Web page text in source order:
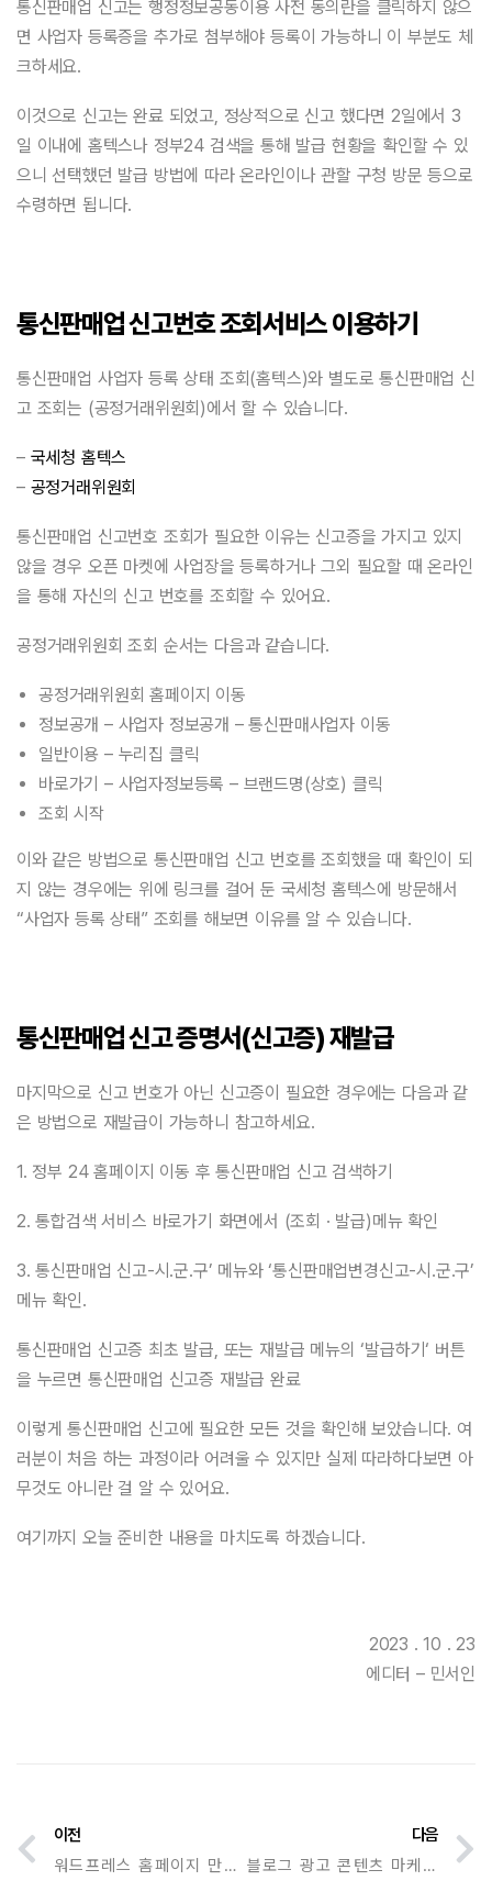
통신판매업 신고는 행정정보공동이용 사전 동의란을 클릭하지 않으
면 사업자 등록증을 추가로 첨부해야 등록이 가능하니 이 부분도 체
크하세요.
이것으로 신고는 완료 되었고, 정상적으로 신고 했다면 2일에서 3
일 이내에 홈텍스나 정부24 검색을 통해 발급 현황을 확인할 수 있
으니 선택했던 발급 방법에 따라 온라인이나 관할 구청 방문 등으로
수령하면 됩니다.
통신판매업 신고번호 조회서비스 이용하기
통신판매업 사업자 등록 상태 조회(홈텍스)와 별도로 통신판매업 신
고 조회는 (공정거래위원회)에서 할 수 있습니다.
– 국세청 홈텍스
– 공정거래위원회
통신판매업 신고번호 조회가 필요한 이유는 신고증을 가지고 있지
않을 경우 오픈 마켓에 사업장을 등록하거나 그외 필요할 때 온라인
을 통해 자신의 신고 번호를 조회할 수 있어요.
공정거래위원회 조회 순서는 다음과 같습니다.
공정거래위원회 홈페이지 이동
정보공개 – 사업자 정보공개 – 통신판매사업자 이동
일반이용 – 누리집 클릭
바로가기 – 사업자정보등록 – 브랜드명(상호) 클릭
조회 시작
이와 같은 방법으로 통신판매업 신고 번호를 조회했을 때 확인이 되
지 않는 경우에는 위에 링크를 걸어 둔 국세청 홈텍스에 방문해서
“사업자 등록 상태” 조회를 해보면 이유를 알 수 있습니다.
통신판매업 신고 증명서(신고증) 재발급
마지막으로 신고 번호가 아닌 신고증이 필요한 경우에는 다음과 같
은 방법으로 재발급이 가능하니 참고하세요.
1. 정부 24 홈페이지 이동 후 통신판매업 신고 검색하기
2. 통합검색 서비스 바로가기 화면에서 (조회 · 발급)메뉴 확인
3. 통신판매업 신고-시.군.구’ 메뉴와 ‘통신판매업변경신고-시.군.구’
메뉴 확인.
통신판매업 신고증 최초 발급 또는 재발급 메뉴의 ‘발급하기‘ 버튼
을 누르면 통신판매업 신고증 재발급 완료
이렇게 통신판매업 신고에 필요한 모든 것을 확인해 보았습니다. 여
러분이 처음 하는 과정이라 어려울 수 있지만 실제 따라하다보면 아
무것도 아니란 걸 알 수 있어요.
여기까지 오늘 준비한 내용을 마치도록 하겠습니다.
2023 . 10 . 23
에디터 – 민서인
이전
워드프레스 홈페이지 만들기 웹사이트 제작 방법 이거면 끝
다음
블로그 광고 콘텐츠 마케팅 전략으로 새롭게 시작하기.